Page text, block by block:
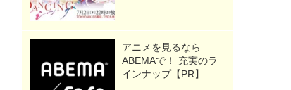
アニメを見るなら
ABEMAで！ 充実のラ
インナップ【PR】